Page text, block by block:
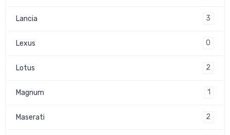
Lancia 3
Lexus 0
Lotus 2
Magnum 1
Maserati 2